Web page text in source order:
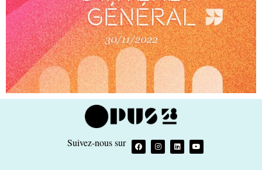
Suivez-nous sur